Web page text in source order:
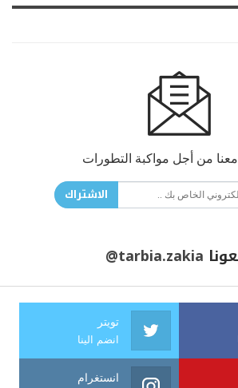
من أجل مواكبة التطورات
الاشتراك
@tarbia.zakia
تويتر
انضم الينا
انستغرام